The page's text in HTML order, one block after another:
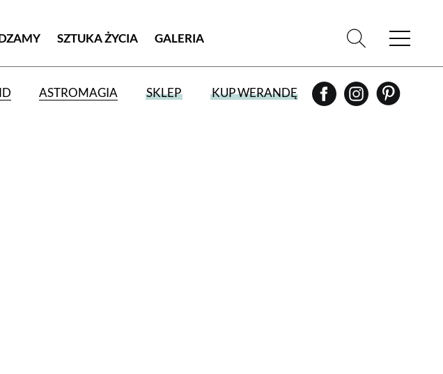
SZTUKA ŻYCIA GALERIA
ASTROMAGIA SKLEP KUP WERANDĘ